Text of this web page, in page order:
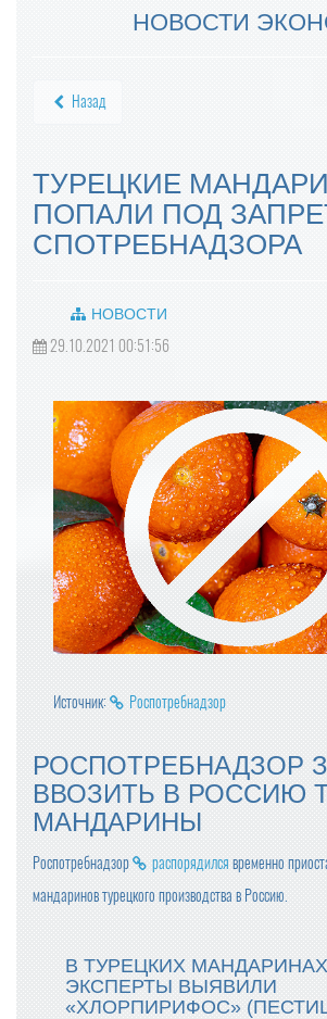
НОВОСТИ
Назад
ТУРЕЦКИЕ
ПОПАЛИ ПОД
СПОТРЕБНАДЗОРА
НОВОСТИ
29.10.2021 00:51:56
Источник: Роспотребнадзор
РОСПОТРЕБНАДЗОР
ВВОЗИТЬ В РОССИЮ
МАНДАРИНЫ
Роспотребнадзор распорядился временно
мандаринов турецкого производства в Россию.
В ТУРЕЦКИХ МАНДАРИНАХ
ЭКСПЕРТЫ ВЫЯВИЛИ
«ХЛОРПИРИФОС»